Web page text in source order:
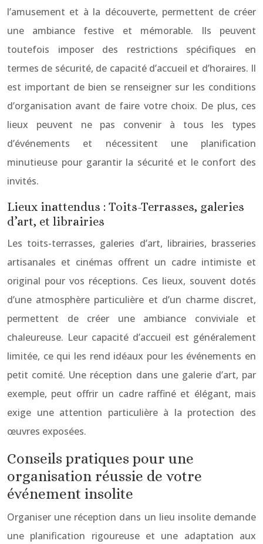
l’amusement et à la découverte, permettent de créer
une ambiance festive et mémorable. Ils peuvent
toutefois imposer des restrictions spécifiques en
termes de sécurité, de capacité d’accueil et d’horaires. Il
est important de bien se renseigner sur les conditions
d’organisation avant de faire votre choix. De plus, ces
lieux peuvent ne pas convenir à tous les types
d’événements et nécessitent une planification
minutieuse pour garantir la sécurité et le confort des
invités.
Lieux inattendus : Toits-Terrasses, galeries
d’art, et librairies
Les toits-terrasses, galeries d’art, librairies, brasseries
artisanales et cinémas offrent un cadre intimiste et
original pour vos réceptions. Ces lieux, souvent dotés
d’une atmosphère particulière et d’un charme discret,
permettent de créer une ambiance conviviale et
chaleureuse. Leur capacité d’accueil est généralement
limitée, ce qui les rend idéaux pour les événements en
petit comité. Une réception dans une galerie d’art, par
exemple, peut offrir un cadre raffiné et élégant, mais
exige une attention particulière à la protection des
œuvres exposées.
Conseils pratiques pour une
organisation réussie de votre
événement insolite
Organiser une réception dans un lieu insolite demande
une planification rigoureuse et une adaptation aux